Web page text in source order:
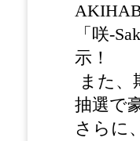
「咲-
示！
また、
抽選で
さらに